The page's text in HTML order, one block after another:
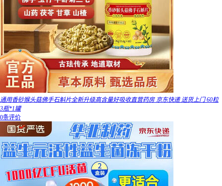
通用香砂猴头菇佛手石斛片全新升级高含量好吸收直营药房 京东快递 送货上门 60粒
3瓶*1罐
0条评价